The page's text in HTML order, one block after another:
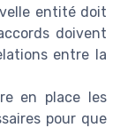
entité doit
doivent
entre la
en place les
pour que